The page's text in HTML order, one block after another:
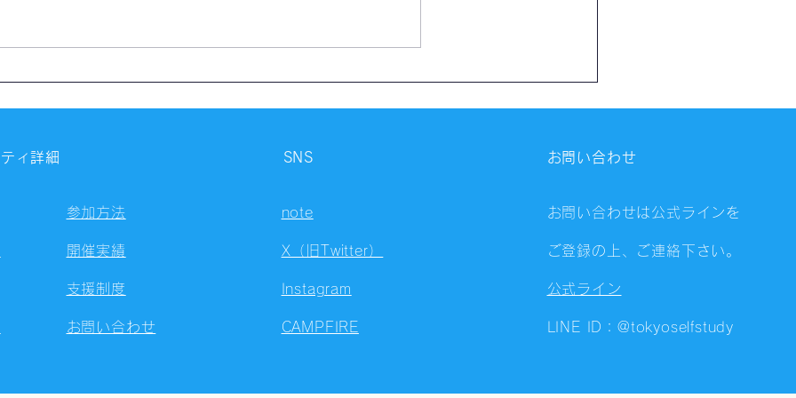
ィ詳細
参加方法
開催実績
支援制度
お問い合わせ
SNS
note
X（旧Twitter）
Instagram
CAMPFIRE
お問い合わせ
お問い合わせは公式ラインを
ご登録の上、ご連絡下さい。
公式ライン
LINE ID：@tokyoselfstudy